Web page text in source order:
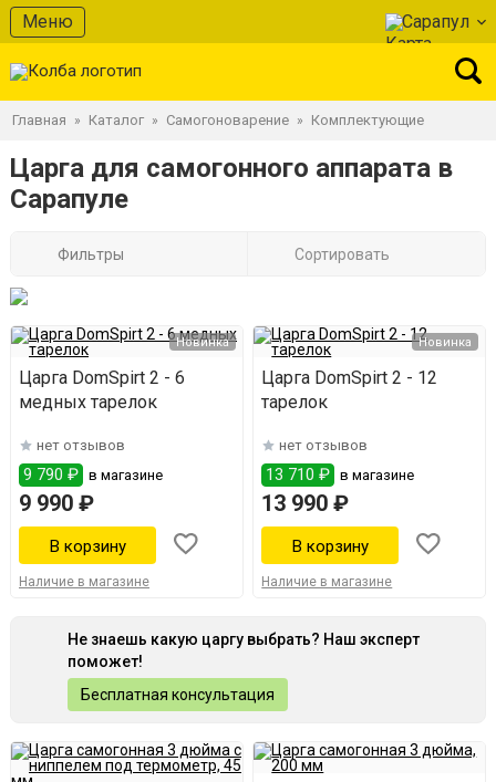
Меню Сарапул
Главная » Каталог » Самогоноварение » Комплектующие
Царга для самогонного аппарата в
Сарапуле
Фильтры Сортировать
Новинка
Царга DomSpirt 2 - 6
медных тарелок
нет отзывов
9 790 ₽ в магазине
9 990 ₽
Наличие в магазине
Новинка
Царга DomSpirt 2 - 12
тарелок
нет отзывов
13 710 ₽ в магазине
13 990 ₽
Наличие в магазине
Не знаешь какую царгу выбрать? Наш эксперт
поможет!
Бесплатная консультация